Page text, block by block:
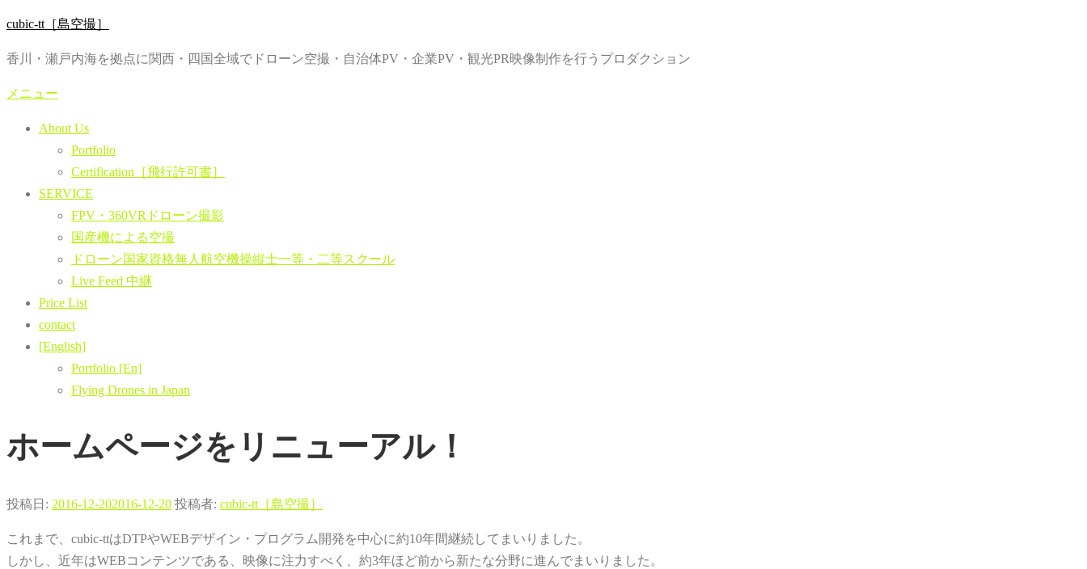
コ
テ
ン
cubic-tt［島空撮］
香川・瀬戸内海を拠点に関西・四国全域でドローン空撮・自治体PV・企業PV・観光PR映像制作を行うプロダクション
メニュー
About Us
Portfolio
Certification［飛行許可書］
SERVICE
FPV・360VRドローン撮影
国産機による空撮
ドローン国家資格無人航空機操縦士一等・二等スクール
Live Feed 中継
Price List
contact
[English]
Portfolio [En]
Flying Drones in Japan
ホームページをリニューアル！
投稿日: 2016-12-202016-12-20 投稿者: cubic-tt［島空撮］
これまで、cubic-ttはDTPやWEBデザイン・プログラム開発を中心に約10年間継続してまいりました。
しかし、近年はWEBコンテンツである、映像に注力すべく、約3年ほど前から新たな分野に進んでまいりました。